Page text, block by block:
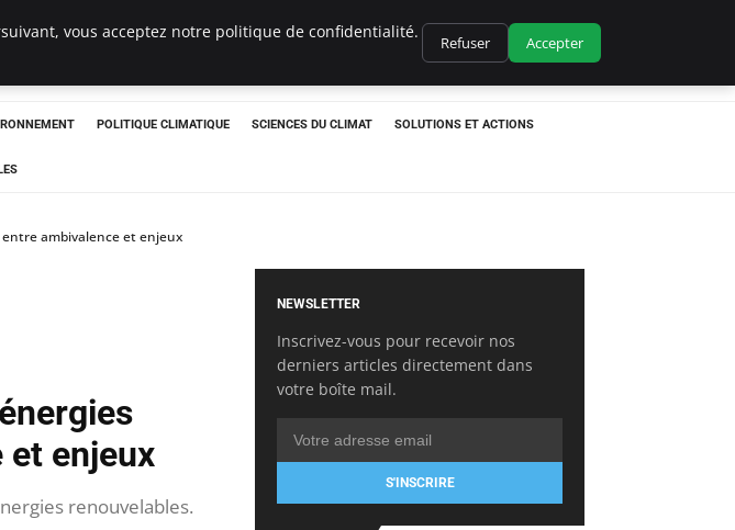
POLITIQUE CLIMATIQUE SCIENCES DU CLIMAT SOLUTIONS ET ACTIONS
entre ambivalence et enjeux
et enjeux
renouvelables.
NEWSLETTER
Inscrivez-vous pour recevoir nos
derniers articles directement dans
votre boîte mail.
S'INSCRIRE
vous acceptez notre politique de confidentialité.
Refuser Accepter